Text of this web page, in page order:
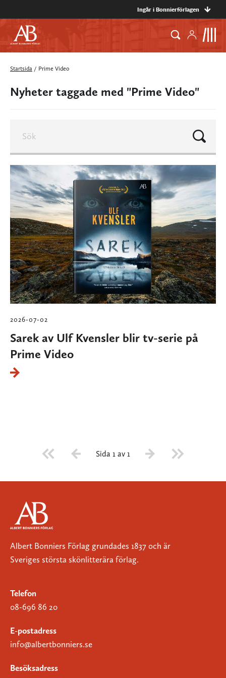
Ingår i Bonnierförlagen
Startsida / Prime Video
Nyheter taggade med "Prime Video"
2026-07-02
Sarek av Ulf Kvensler blir tv-serie på
Prime Video
Sida 1 av 1
Albert Bonniers Förlag grundades 1837 och är
Sveriges största skönlitterära förlag.
Telefon
08-696 86 20
E-postadress
info@albertbonniers.se
Besöksadress